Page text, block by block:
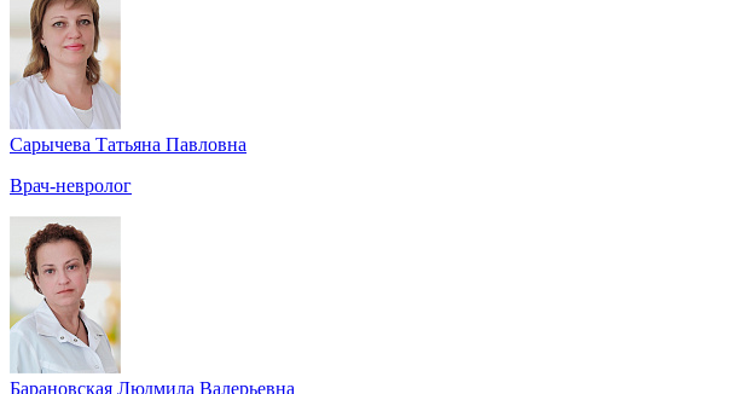
Сарычева Татьяна Павловна
Врач-невролог
Барановская Людмила Валерьевна